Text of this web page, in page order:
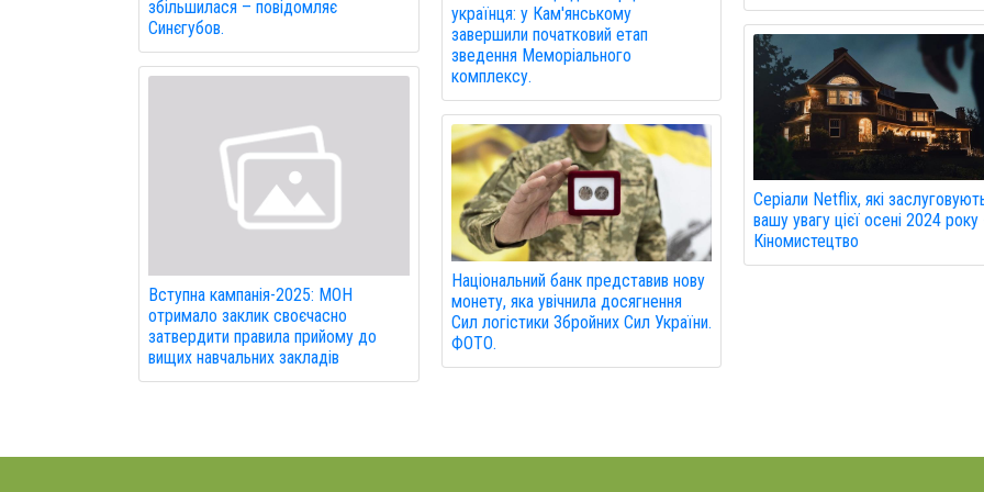
збільшилася – повідомляє
Синєгубов.
Вступна кампанія-2025: МОН
отримало заклик своєчасно
затвердити правила прийому до
вищих навчальних закладів
українця: у Кам'янському
завершили початковий етап
зведення Меморіального
комплексу.
Національний банк представив нову
монету, яка увічнила досягнення
Сил логістики Збройних Сил України.
ФОТО.
Серіали Netflix, які
вашу увагу цієї осені 2024 року
Кіномистецтво